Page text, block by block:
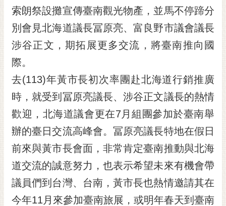
黃
偉
哲
光
花
桐
花
祭
網
站
導
覽
索朗祭設攤宣傳臺南觀光物產，並馬不停蹄分
別會見北海道議長冨原亮、富良野市議會議長
涉谷正文，期拓展更多交流，將臺南推向國
際。
去(113)年黃市長初次率團赴北海道行銷推廣
時，就受到冨原亮議長、涉谷正文議長的熱情
歡迎，北海道議會更在7月組團參加於臺南舉
辦的臺日交流高峰會。冨原亮議長特地在假日
前來與黃市長會面，非常肯定臺南推動與北海
道交流的誠意努力，也表示希望未來有機會帶
議員們到台灣、台南，黃市長也熱情邀請其在
今年11月來參加臺南旅展，或明年春天到臺南